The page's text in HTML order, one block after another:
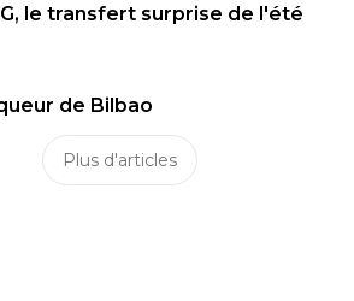
le transfert surprise de l'été
de Bilbao
Plus d'articles